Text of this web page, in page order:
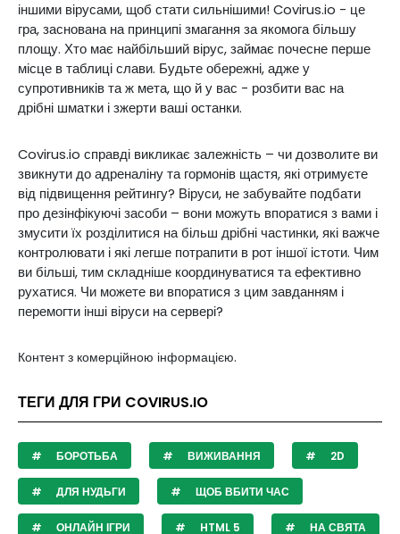
іншими вірусами, щоб стати сильнішими! Covirus.io - це
гра, заснована на принципі змагання за якомога більшу
площу. Хто має найбільший вірус, займає почесне перше
місце в таблиці слави. Будьте обережні, адже у
супротивників та ж мета, що й у вас - розбити вас на
дрібні шматки і зжерти ваші останки.
Covirus.io справді викликає залежність – чи дозволите ви
звикнути до адреналіну та гормонів щастя, які отримуєте
від підвищення рейтингу? Віруси, не забувайте подбати
про дезінфікуючі засоби – вони можуть впоратися з вами і
змусити їх розділитися на більш дрібні частинки, які важче
контролювати і які легше потрапити в рот іншої істоти. Чим
ви більші, тим складніше координуватися та ефективно
рухатися. Чи можете ви впоратися з цим завданням і
перемогти інші віруси на сервері?
Контент з комерційною інформацією.
ТЕГИ ДЛЯ ГРИ COVIRUS.IO
БОРОТЬБА ВИЖИВАННЯ 2D
ДЛЯ НУДЬГИ ЩОБ ВБИТИ ЧАС
ОНЛАЙН ІГРИ HTML 5 НА СВЯТА